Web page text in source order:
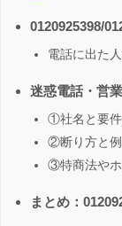
0120925398/
電話に出た
迷惑電話・営
①社名と要件
②断り方と
③特商法やホ
まとめ：